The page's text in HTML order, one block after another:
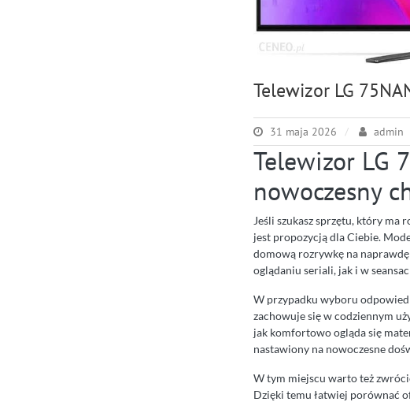
Telewizor LG
31 maja 2026 admin
Telewizor LG
nowoczesny
Jeśli szukasz sprzętu, który ma
jest propozycją dla Ciebie.
domową rozrywkę na
oglądaniu seriali, jak i w
W przypadku wyboru
zachowuje się w codziennym
jak komfortowo ogląda się
nastawiony na nowoczesne
W tym miejscu warto też
Dzięki temu łatwiej porównać